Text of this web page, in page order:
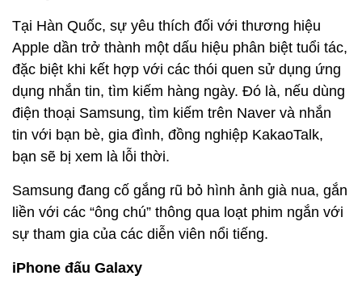
Tại Hàn Quốc, sự yêu thích đối với thương hiệu
Apple dần trở thành một dấu hiệu phân biệt tuổi tác,
đặc biệt khi kết hợp với các thói quen sử dụng ứng
dụng nhắn tin, tìm kiếm hàng ngày. Đó là, nếu dùng
điện thoại Samsung, tìm kiếm trên Naver và nhắn
tin với bạn bè, gia đình, đồng nghiệp KakaoTalk,
bạn sẽ bị xem là lỗi thời.
Samsung đang cố gắng rũ bỏ hình ảnh già nua, gắn
liền với các “ông chú” thông qua loạt phim ngắn với
sự tham gia của các diễn viên nổi tiếng.
iPhone đấu Galaxy